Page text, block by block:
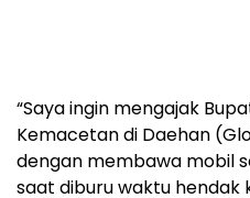
“Saya ingin mengajak
Kemacetan di Daehan
dengan membawa mobil
saat diburu waktu hendak